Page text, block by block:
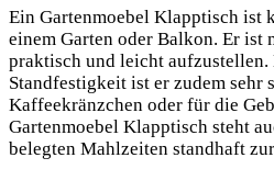
Ein Gartenmoebel Klapptisch ist
einem Garten oder Balkon. Er
praktisch und leicht aufzustellen.
Standfestigkeit ist er zudem sehr
Kaffeekränzchen oder für die
Gartenmoebel Klapptisch steht
belegten Mahlzeiten standhaft